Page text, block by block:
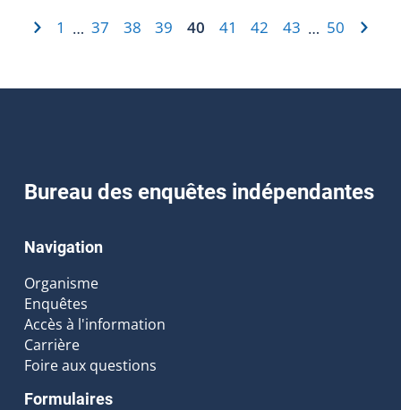
1 … 37 38 39 40 41 42 43 … 50
Bureau des enquêtes indépendantes
Navigation
Organisme
Enquêtes
Accès à l'information
Carrière
Foire aux questions
Formulaires